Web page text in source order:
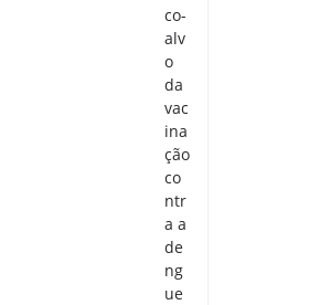
co-
alv
o
da
vac
ina
ção
co
ntr
a a
de
ng
ue